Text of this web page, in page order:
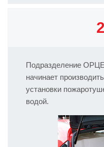
Подразделение
начинает
установки
водой.